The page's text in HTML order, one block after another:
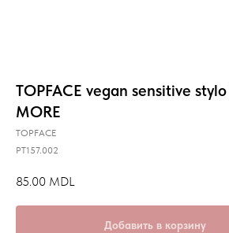
TOPFACE vegan sensitive
MORE
TOPFACE
PT157.002
85.00 MDL
Добавить в корзину